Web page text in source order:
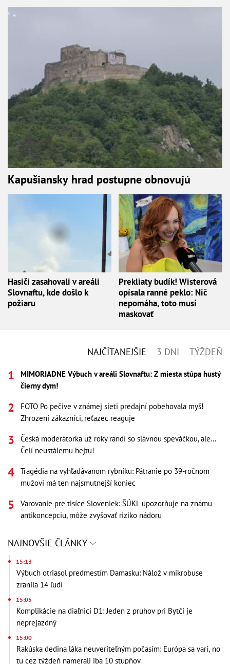
Kapušiansky hrad postupne obnovujú
Hasiči zasahovali v areáli
Slovnaftu, kde došlo k
požiaru
Prekliaty budík! Wisterová
opísala ranné peklo: Nič
nepomáha, toto musí
maskovať
NAJČÍTANEJŠIE 3 DNI TÝŽDEŇ
MIMORIADNE Výbuch v areáli Slovnaftu: Z miesta stúpa hustý
čierny dym!
FOTO Po pečive v známej sieti predajní pobehovala myš!
Zhrození zákazníci, reťazec reaguje
Česká moderátorka už roky randí so slávnou speváčkou, ale...
Čelí neustálemu hejtu!
Tragédia na vyhľadávanom rybníku: Pátranie po 39-ročnom
mužovi má ten najsmutnejší koniec
Varovanie pre tisíce Sloveniek: ŠÚKL upozorňuje na známu
antikoncepciu, môže zvyšovať riziko nádoru
NAJNOVŠIE ČLÁNKY
15:13
Výbuch otriasol predmestím Damasku: Nálož v mikrobuse
zranila 14 ľudí
15:05
Komplikácie na diaľnici D1: Jeden z pruhov pri Bytči je
neprejazdný
15:00
Rakúska dedina láka neuveriteľným počasím: Európa sa varí, no
tu cez týždeň namerali iba 10 stupňov